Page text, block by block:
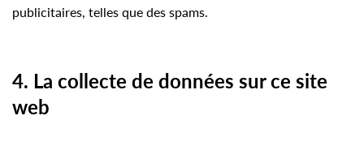
publicitaires, telles que des spams.
4. La collecte de données sur ce site
web